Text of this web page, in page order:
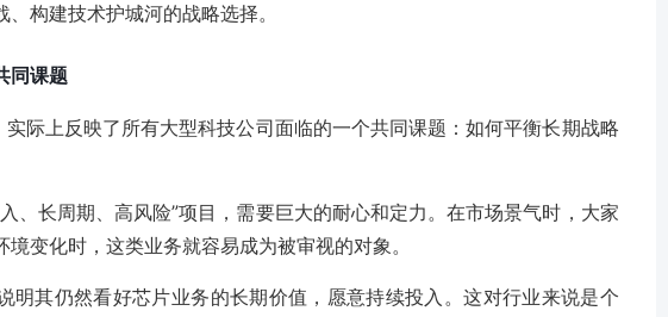
构建技术护城河的战略选择。
同课题
实际上反映了所有大型科技公司面临的一个共同课题：如何平衡长期战略
、长周期、高风险”项目，需要巨大的耐心和定力。在市场景气时，大家
变化时，这类业务就容易成为被审视的对象。
明其仍然看好芯片业务的长期价值，愿意持续投入。这对行业来说是个